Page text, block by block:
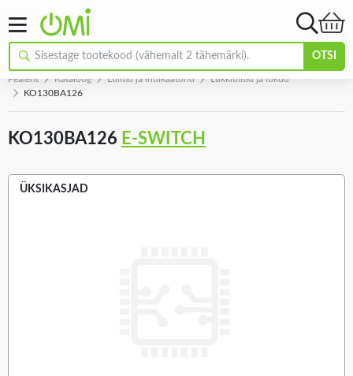
OTSI
Pealeht Kataloog Lülitid ja indikaatorid
Lukklülitid ja lukud
KO130BA126
KO130BA126 E-SWITCH
ÜKSIKASJAD